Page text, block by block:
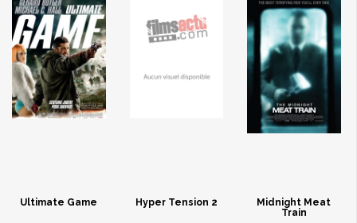
Ultimate Game Hyper Tension 2
Midnight Meat
Train